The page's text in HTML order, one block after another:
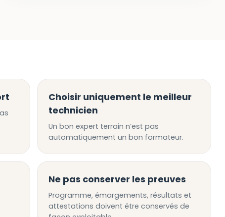
Choisir uniquement le meilleur
technicien
Un bon expert terrain n’est pas
automatiquement un bon formateur.
Ne pas conserver les preuves
Programme, émargements, résultats et
attestations doivent être conservés de